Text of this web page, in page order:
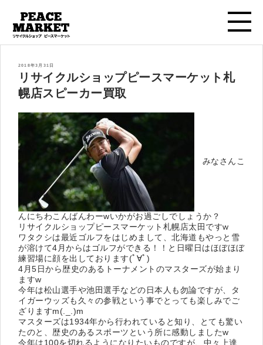
投
2018年3月31日
リサイクルショップピースマーケット札
幌店スピーカー買取
みなさんこ
んにちわこんばんわーwいかがお過ごしでしょうか？
リサイクルショップピースマーケット札幌店太田ですw
ワタクシは最近ゴルフをはじめまして、北海道もやっと雪
が溶けて4月からはゴルフができる！！と日曜日はほぼほぼ
練習場に顔を出しております(ﾟ∀ﾟ)
4月5日から歴史のあるトーナメントのマスターズが始まり
ますw
今年は松山選手や池田選手などの日本人も勿論ですが、タ
イガーウッズも久々の参戦という事でとっても楽しみでご
ざりますm(._.)m
マスターズは1934年から行われていると知り、とても驚い
たのと、歴史のあるスポーツという所に感動しましたw
今年は100を切れるようになりたいものですが、中々上達